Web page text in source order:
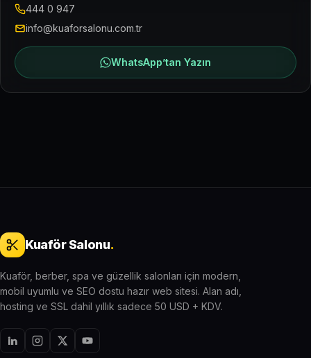
444 0 947
info@kuaforsalonu.com.tr
WhatsApp’tan Yazın
Kuaför Salonu.
Kuaför, berber, spa ve güzellik salonları için modern,
mobil uyumlu ve SEO dostu hazır web sitesi. Alan adı,
hosting ve SSL dahil yıllık sadece 50 USD + KDV.